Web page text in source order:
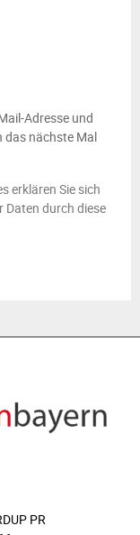
Adresse und
das nächste Mal
erklären Sie sich
Daten durch diese
PR